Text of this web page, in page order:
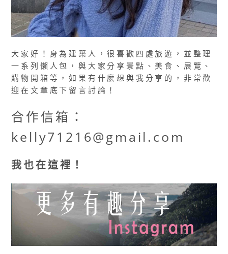
大家好！身為建築人，很喜歡四處旅遊，並整理
一系列懶人包，與大家分享景點、美食、展覽、
購物開箱等，如果有什麼想與我分享的，非常歡
迎在文章底下留言討論！
合作信箱：
kelly71216@gmail.com
我也在這裡！